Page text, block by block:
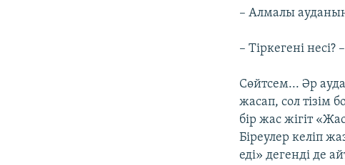
– Алмалы
– Тіркегені несі?
Сөйтсем... Әр
жасап, сол тізім
бір жас жігіт
Біреулер келіп
еді» дегенді де